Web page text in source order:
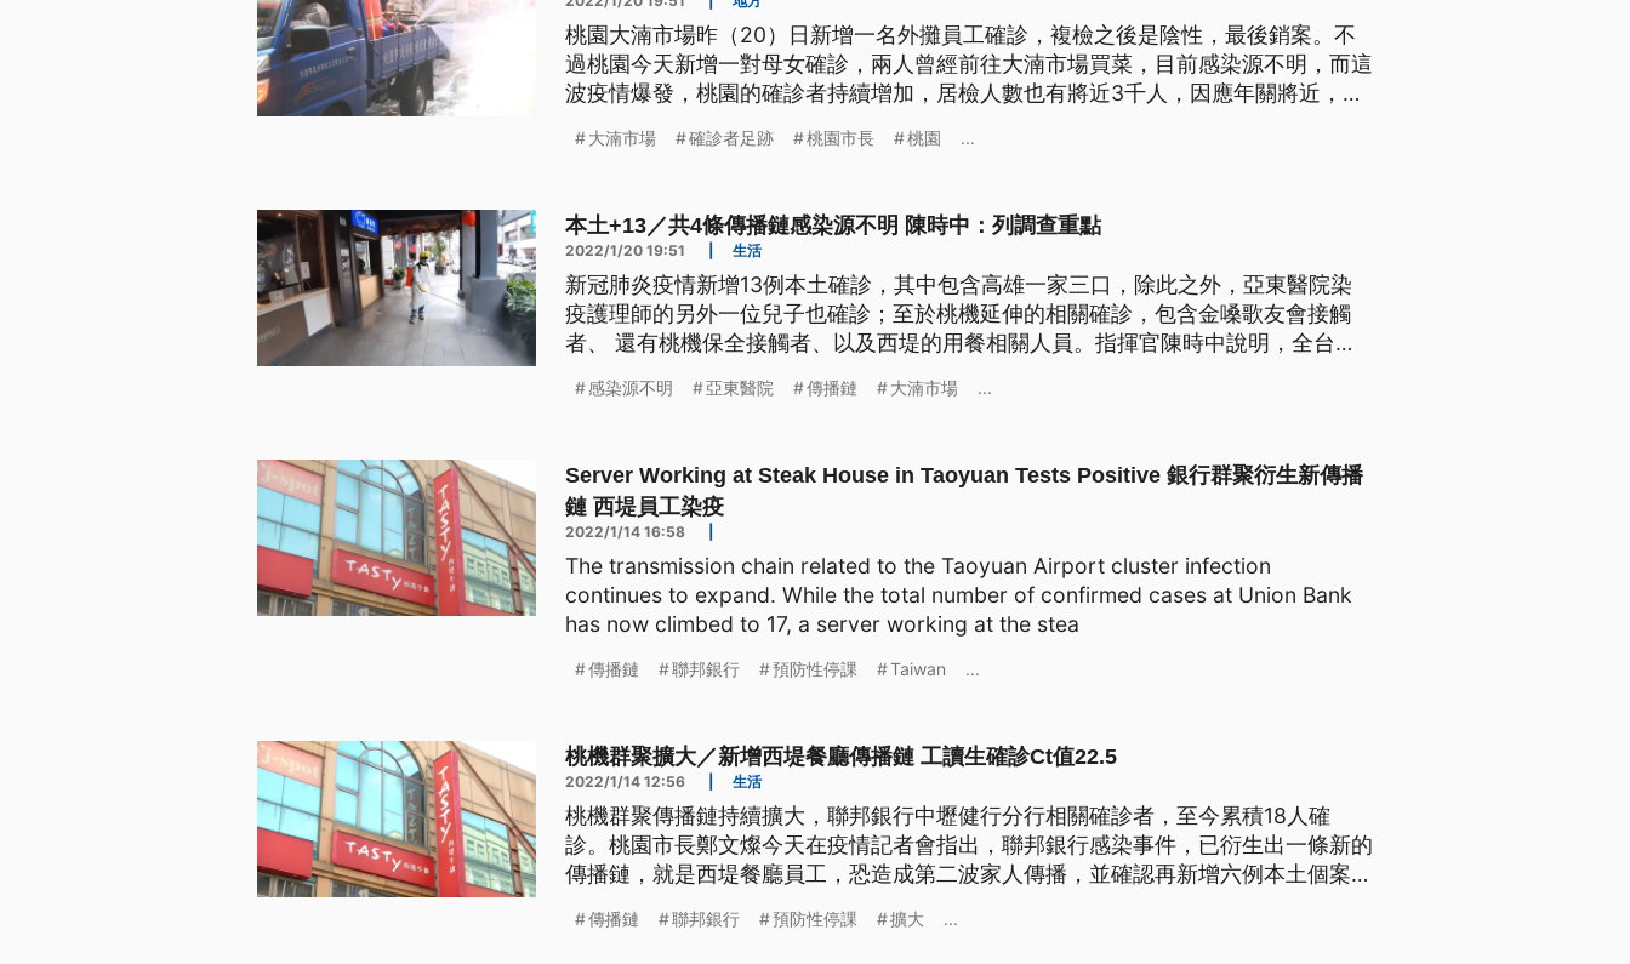
桃園大湳市場昨（20）日新增一名外攤員工確診，複檢之後是陰性，最後銷案。不
過桃園今天新增一對母女確診，兩人曾經前往大湳市場買菜，目前感染源不明，而這
波疫情爆發，桃園的確診者持續增加，居檢人數也有將近3千人，因應年關將近，為
大湳市場 確診者足跡 桃園市長 桃園 ...
本土+13／共4條傳播鏈感染源不明 陳時中：列調查重點
2022/1/20 19:51 生活
新冠肺炎疫情新增13例本土確診，其中包含高雄一家三口，除此之外，亞東醫院染
疫護理師的另外一位兒子也確診；至於桃機延伸的相關確診，包含金嗓歌友會接觸
者、 還有桃機保全接觸者、以及西堤的用餐相關人員。指揮官陳時中說明，全台至
感染源不明 亞東醫院 傳播鏈 大湳市場 ...
Server Working at Steak House in Taoyuan Tests Positive 銀行群聚衍生新傳播
鏈 西堤員工染疫
2022/1/14 16:58
The transmission chain related to the Taoyuan Airport cluster infection
continues to expand. While the total number of confirmed cases at Union Bank
has now climbed to 17, a server working at the stea
傳播鏈 聯邦銀行 預防性停課 Taiwan ...
桃機群聚擴大／新增西堤餐廳傳播鏈 工讀生確診Ct值22.5
2022/1/14 12:56 生活
桃機群聚傳播鏈持續擴大，聯邦銀行中壢健行分行相關確診者，至今累積18人確
診。桃園市長鄭文燦今天在疫情記者會指出，聯邦銀行感染事件，已衍生出一條新的
傳播鏈，就是西堤餐廳員工，恐造成第二波家人傳播，並確認再新增六例本土個案，
傳播鏈 聯邦銀行 預防性停課 擴大 ...